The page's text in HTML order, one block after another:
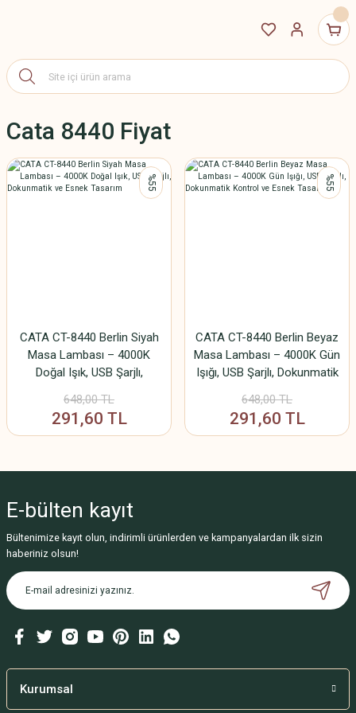
Cata 8440 Fiyat
%55
CATA CT-8440 Berlin Siyah
Masa Lambası – 4000K
Doğal Işık, USB Şarjlı,
Tasarım
648,00 TL
291,60 TL
%55
CATA CT-8440 Berlin Beyaz
Masa Lambası – 4000K Gün
Işığı, USB Şarjlı, Dokunmatik
648,00 TL
291,60 TL
E-bülten kayıt
Bültenimize kayıt olun, indirimli ürünlerden ve kampanyalardan ilk sizin
haberiniz olsun!
Kurumsal